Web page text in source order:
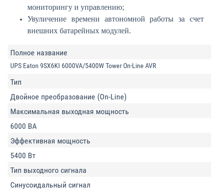
мониторингу и управлению;
Увуличение времени автономной работы за счет
внешних батарейных модулей.
Полное название
UPS Eaton 9SX6KI 6000VA/5400W Tower On-Line AVR
Тип
Двойное преобразование (On-Line)
Максимальная выходная мощность
6000 ВА
Эффективная мощность
5400 Вт
Тип выходного сигнала
Синусоидальный сигнал